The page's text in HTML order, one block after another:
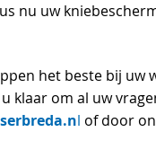
nu uw
het beste bij uw
klaar om al uw
l of door